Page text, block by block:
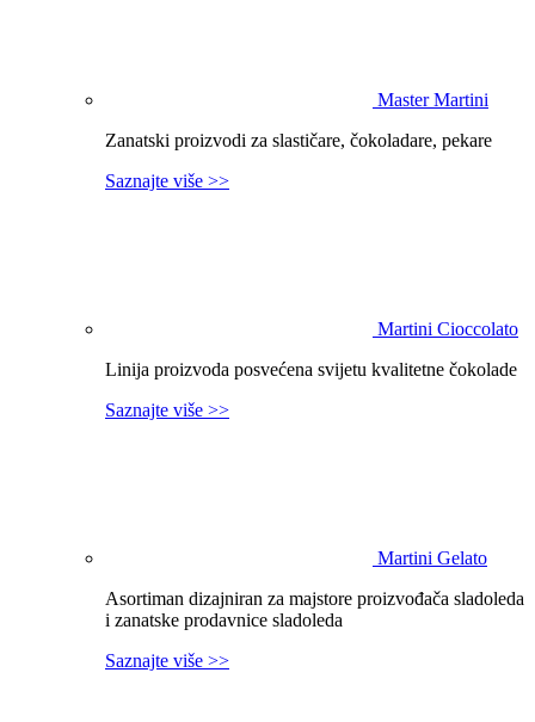
Master Martini
Zanatski proizvodi za slastičare, čokoladare, pekare
Saznajte više >>
Martini Cioccolato
Linija proizvoda posvećena svijetu kvalitetne čokolade
Saznajte više >>
Martini Gelato
Asortiman dizajniran za majstore proizvođača sladoleda
i zanatske prodavnice sladoleda
Saznajte više >>